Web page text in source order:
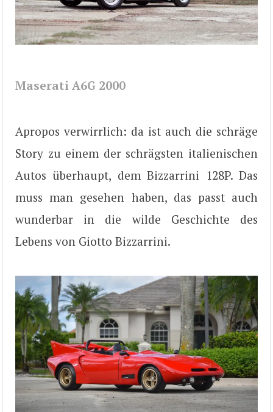
Maserati A6G 2000
Apropos verwirrlich: da ist auch die schräge
Story zu einem der schrägsten italienischen
Autos überhaupt, dem Bizzarrini 128P. Das
muss man gesehen haben, das passt auch
wunderbar in die wilde Geschichte des
Lebens von Giotto Bizzarrini.